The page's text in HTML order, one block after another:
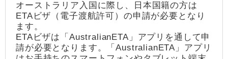
オーストラリア入国に際し、日本国籍の方は
ETAビザ（電子渡航許可）の申請が必要となり
ます。
ETAビザは「AustralianETA」アプリを通して申
請が必要となります。「AustralianETA」アプリ